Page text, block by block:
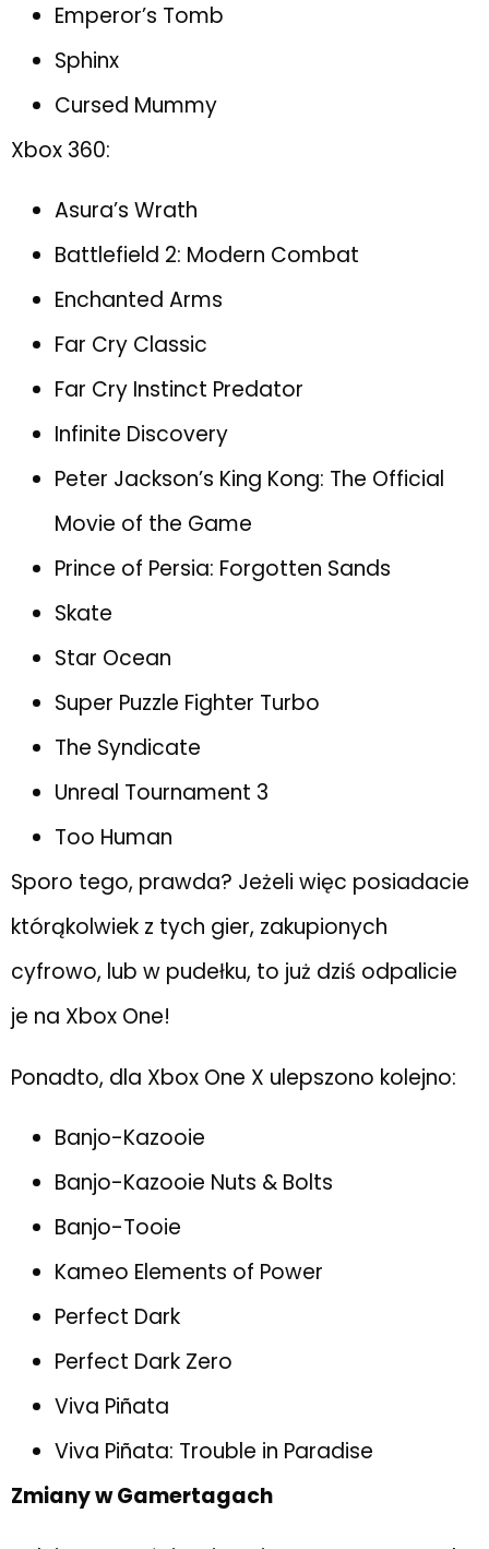
Emperor’s Tomb
Sphinx
Cursed Mummy
Xbox 360:
Asura’s Wrath
Battlefield 2: Modern Combat
Enchanted Arms
Far Cry Classic
Far Cry Instinct Predator
Infinite Discovery
Peter Jackson’s King Kong: The Official
Movie of the Game
Prince of Persia: Forgotten Sands
Skate
Star Ocean
Super Puzzle Fighter Turbo
The Syndicate
Unreal Tournament 3
Too Human
Sporo tego, prawda? Jeżeli więc posiadacie
którąkolwiek z tych gier, zakupionych
cyfrowo, lub w pudełku, to już dziś odpalicie
je na Xbox One!
Ponadto, dla Xbox One X ulepszono kolejno:
Banjo-Kazooie
Banjo-Kazooie Nuts & Bolts
Banjo-Tooie
Kameo Elements of Power
Perfect Dark
Perfect Dark Zero
Viva Piñata
Viva Piñata: Trouble in Paradise
Zmiany w Gamertagach